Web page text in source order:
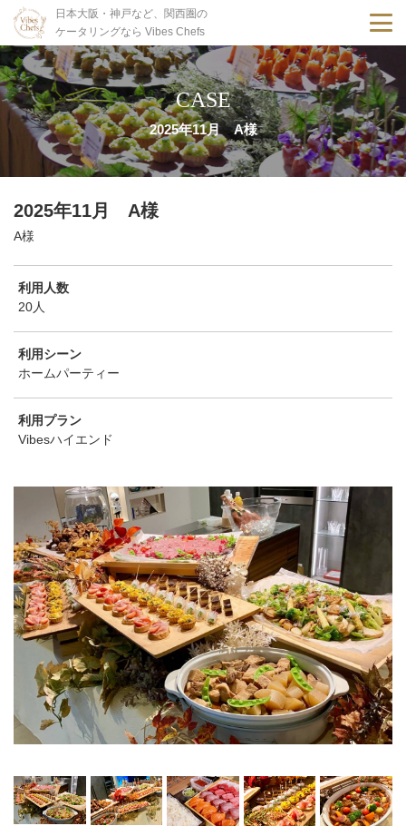
日本大阪・神戸など、関西圏の
ケータリングなら Vibes Chefs
CASE
2025年11月 A様
2025年11月 A様
A様
利用人数
20人
利用シーン
ホームパーティー
利用プラン
Vibesハイエンド